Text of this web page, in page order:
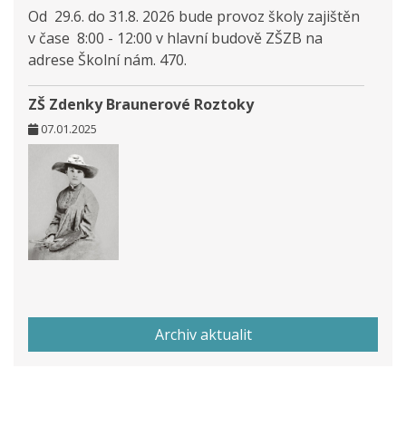
Od 29.6. do 31.8. 2026 bude provoz školy zajištěn
v čase 8:00 - 12:00 v hlavní budově ZŠZB na
adrese Školní nám. 470.
ZŠ Zdenky Braunerové Roztoky
07.01.2025
Archiv aktualit